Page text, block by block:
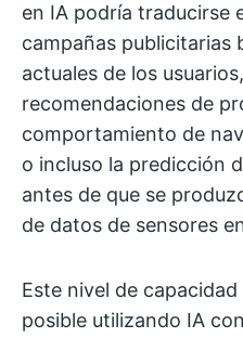
en IA podría traducirse
campañas publicitarias
actuales de los
recomendaciones de
comportamiento de
o incluso la predicción
antes de que se
de datos de sensores
Este nivel de
posible utilizando IA